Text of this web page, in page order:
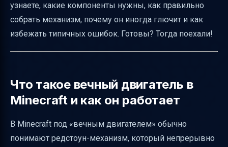
В каких версиях Minecraft схема работает
Визуальные и звуковые индикаторы
работы
Риски и меры предосторожности
Тестирование перед постоянным
узнаете, какие компоненты нужны, как правильно
собрать механизм, почему он иногда глючит и как
избежать типичных ошибок. Готовы? Тогда поехали!
Что такое вечный двигатель в
Minecraft и как он работает
В Minecraft под «вечным двигателем» обычно
понимают редстоун-механизм, который непрерывно